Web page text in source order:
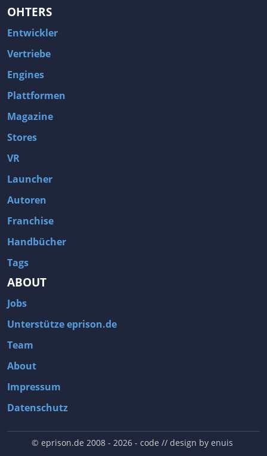
OHTERS
Entwickler
Vertriebe
Engines
Plattformen
Magazine
Stores
VR
Launcher
Autoren
Franchise
Handbücher
Tags
ABOUT
Jobs
Unterstütze eprison.de
Team
About
Impressum
Datenschutz
© eprison.de 2008 - 2026- code // design by enuis